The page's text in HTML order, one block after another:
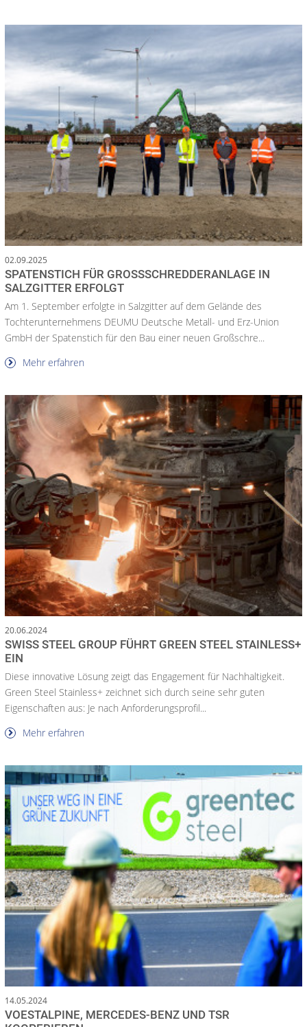
02.09.2025
SPATENSTICH FÜR GROSSSCHREDDERANLAGE IN S
ALZGITTER ERFOLGT
Am 1. September erfolgte in Salzgitter auf dem Gelände des
Tochterunternehmens DEUMU Deutsche Metall- und Erz-Union
GmbH der Spatenstich für den Bau einer neuen Großschre...
Mehr erfahren
20.06.2024
SWISS STEEL GROUP FÜHRT GREEN STEEL STAINLESS+
EIN
Diese innovative Lösung zeigt das Engagement für Nachhaltigkeit.
Green Steel Stainless+ zeichnet sich durch seine sehr guten
Eigenschaften aus: Je nach Anforderungsprofil...
Mehr erfahren
14.05.2024
VOESTALPINE, MERCEDES-BENZ UND TSR